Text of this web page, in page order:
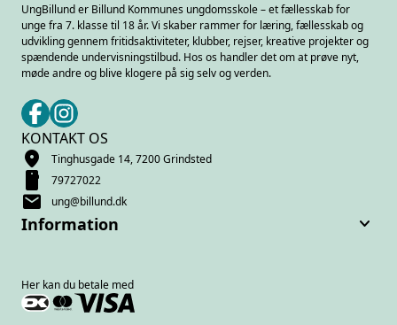
UngBillund er Billund Kommunes ungdomsskole – et fællesskab for
unge fra 7. klasse til 18 år. Vi skaber rammer for læring, fællesskab og
udvikling gennem fritidsaktiviteter, klubber, rejser, kreative projekter og
spændende undervisningstilbud. Hos os handler det om at prøve nyt,
møde andre og blive klogere på sig selv og verden.
KONTAKT OS
location_on Tinghusgade 14, 7200 Grindsted
smartphone 79727022
mail ung@billund.dk
Information keyboard_arrow_down
Her kan du betale med